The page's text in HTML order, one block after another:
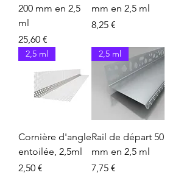
200 mm en 2,5
ml
Prix
25,60 €
mm en 2,5 ml
Prix
8,25 €
2,5 ml
Cornière d'angle
entoilée, 2,5ml
Prix
2,50 €
2,5 ml
Rail de départ 50
mm en 2,5 ml
Prix
7,75 €